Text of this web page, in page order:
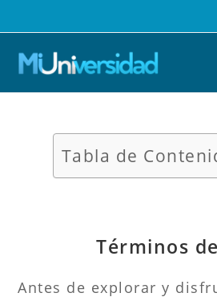
al
contenido
Tabla de
Términos
Antes de explorar y